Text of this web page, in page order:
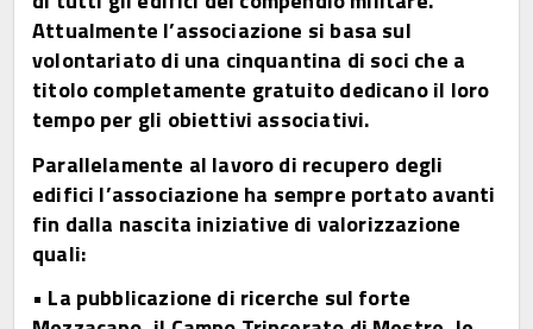
Attualmente l’associazione si basa sul
volontariato di una cinquantina di soci che a
titolo completamente gratuito dedicano il loro
tempo per gli obiettivi associativi.
Parallelamente al lavoro di recupero degli
edifici l’associazione ha sempre portato avanti
fin dalla nascita iniziative di valorizzazione
quali:
• La pubblicazione di ricerche sul forte